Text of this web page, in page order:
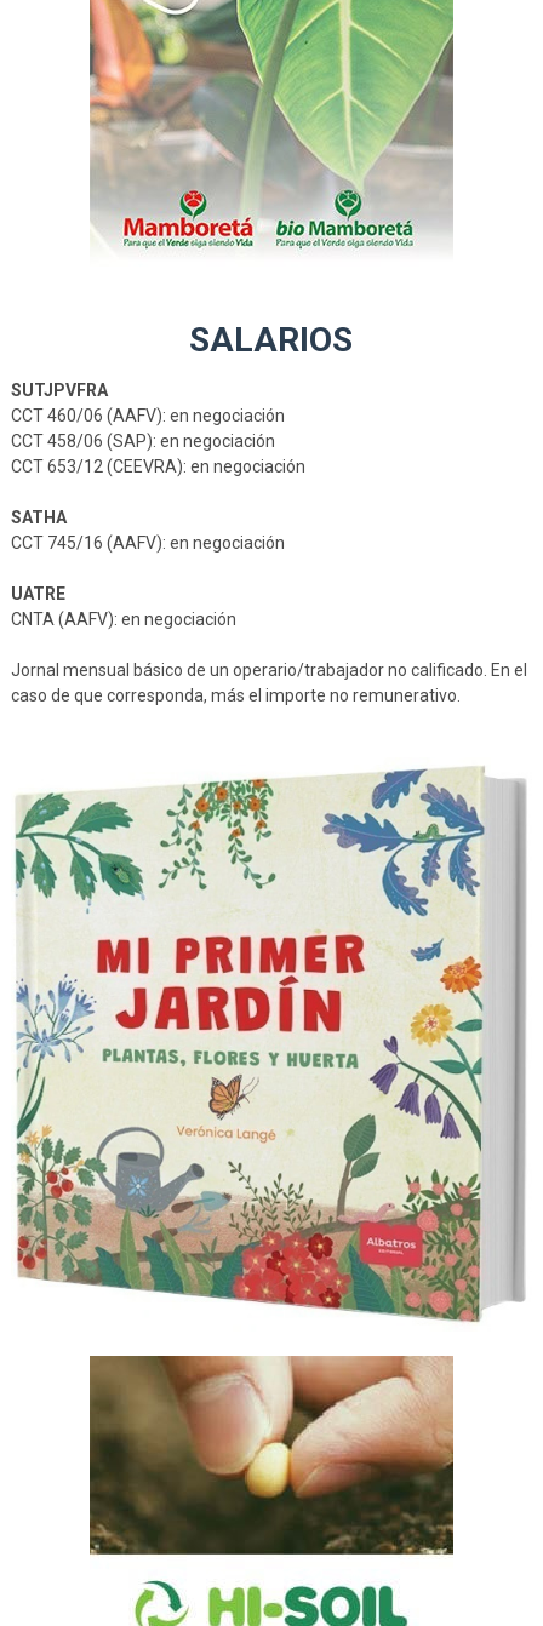
SALARIOS
SUTJPVFRA
CCT 460/06 (AAFV): en negociación
CCT 458/06 (SAP): en negociación
CCT 653/12 (CEEVRA): en negociación
SATHA
CCT 745/16 (AAFV): en negociación
UATRE
CNTA (AAFV): en negociación
Jornal mensual básico de un operario/trabajador no calificado. En el
caso de que corresponda, más el importe no remunerativo.